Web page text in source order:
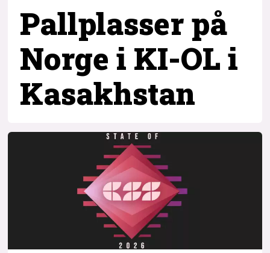
Pallplasser på
Norge i KI-OL i
Kasakhstan